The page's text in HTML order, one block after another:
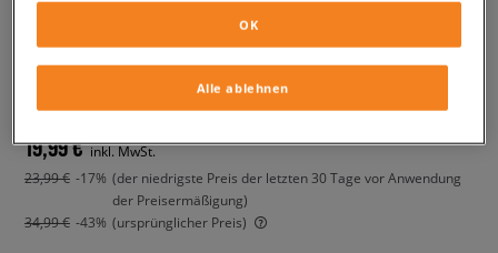
NIKE VICTORI ONE SLIDE
19,99 € inkl. MwSt.
23,99 € -17% (der niedrigste Preis der letzten 30 Tage vor Anwendung
der Preisermäßigung)
34,99 € -43% (ursprünglicher Preis)
Alle ablehnen
OK